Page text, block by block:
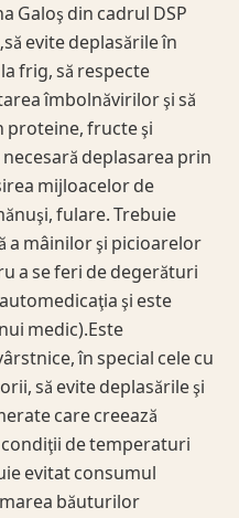
Galoş din cadrul DSP
evite deplasările în
frig, să respecte
îmbolnăvirilor şi să
proteine, fructe şi
deplasarea prin
mijloacelor de
fulare. Trebuie
a mâinilor şi picioarelor
a se feri de degerături
şi este
medic).Este
în special cele cu
să evite deplasările şi
care creează
de temperaturi
evitat consumul
băuturilor